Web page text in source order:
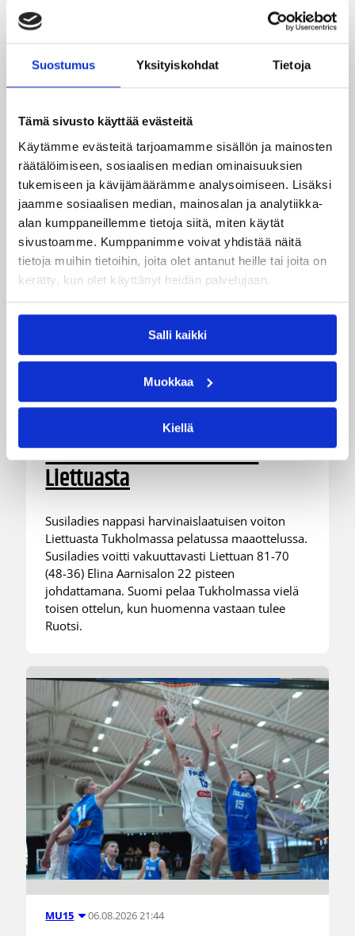
Suostumus Yksityiskohdat Tietoja
Tämä sivusto käyttää evästeitä
Käytämme evästeitä tarjoamamme sisällön ja mainosten
räätälöimiseen, sosiaalisen median ominaisuuksien
tukemiseen ja kävijämäärämme analysoimiseen. Lisäksi
jaamme sosiaalisen median, mainosalan ja analytiikka-
alan kumppaneillemme tietoja siitä, miten käytät
sivustoamme. Kumppanimme voivat yhdistää näitä
tietoja muihin tietoihin, joita olet antanut heille tai joita on
kerätty, kun olet käyttänyt heidän palvelujaan.
Salli kaikki
Muokkaa
Kiellä
Katso myös
Maaottelu 06.08.2026 21:44
Susiladiesin puolustus rautaa
Tukholmassa –
harvinaislaatuinen voitto
Liettuasta
Susiladies nappasi harvinaislaatuisen voiton
Liettuasta Tukholmassa pelatussa maaottelussa.
Susiladies voitti vakuuttavasti Liettuan 81-70
(48-36) Elina Aarnisalon 22 pisteen
johdattamana. Suomi pelaa Tukholmassa vielä
toisen ottelun, kun huomenna vastaan tulee
Ruotsi.
MU15 06.08.2026 21:44